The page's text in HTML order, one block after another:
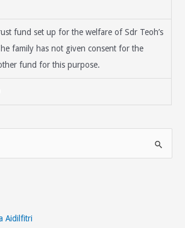
fund set up for the welfare of Sdr Teoh’s
family has not given consent for the
fund for this purpose.
Aidilfitri